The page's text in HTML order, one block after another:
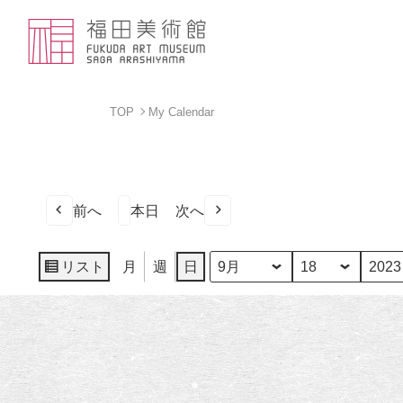
TOP My Calendar
前へ 本日 次へ
リスト
表
示
月 週 日
月
日
年